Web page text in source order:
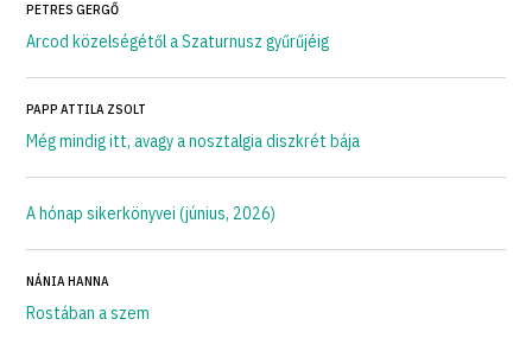
PETRES GERGŐ
Arcod közelségétől a Szaturnusz gyűrűjéig
PAPP ATTILA ZSOLT
Még mindig itt, avagy a nosztalgia diszkrét bája
A hónap sikerkönyvei (június, 2026)
NÁNIA HANNA
Rostában a szem